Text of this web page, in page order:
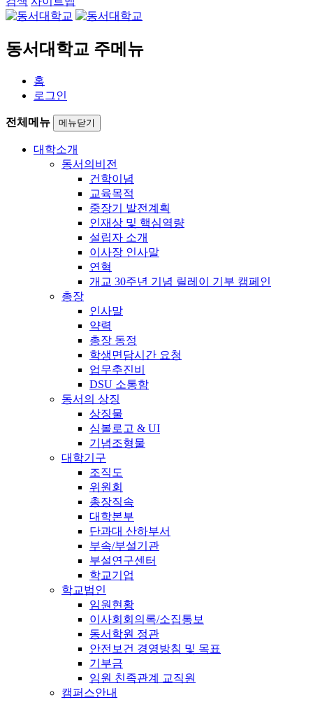
동서대학교 주메뉴
홈
로그인
전체메뉴 메뉴닫기
대학소개
동서의비전
건학이념
교육목적
중장기 발전계획
인재상 및 핵심역량
설립자 소개
이사장 인사말
연혁
개교 30주년 기념 릴레이 기부 캠페인
총장
인사말
약력
총장 동정
학생면담시간 요청
업무추진비
DSU 소통함
동서의 상징
상징물
심볼로고 & UI
기념조형물
대학기구
조직도
위원회
총장직속
대학본부
단과대 산하부서
부속/부설기관
부설연구센터
학교기업
학교법인
임원현황
이사회회의록/소집통보
동서학원 정관
안전보건 경영방침 및 목표
기부금
임원 친족관계 교직원
캠퍼스안내